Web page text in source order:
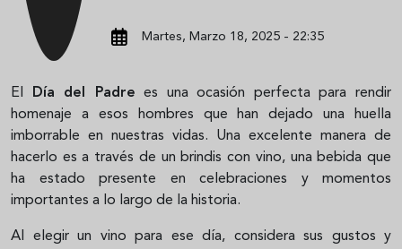
Martes, Marzo 18, 2025 - 22:35
El Día del Padre es una ocasión perfecta para rendir
homenaje a esos hombres que han dejado una huella
imborrable en nuestras vidas. Una excelente manera de
hacerlo es a través de un brindis con vino, una bebida que
ha estado presente en celebraciones y momentos
importantes a lo largo de la historia.
Al elegir un vino para ese día, considera sus gustos y